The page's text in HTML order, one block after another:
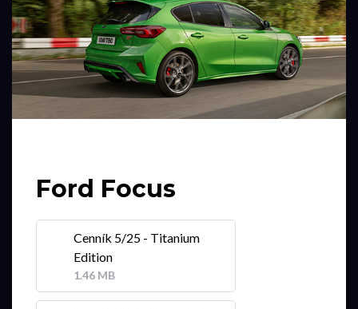
Ford Focus
Cenník 5/25 - Titanium
Edition
1.46 MB